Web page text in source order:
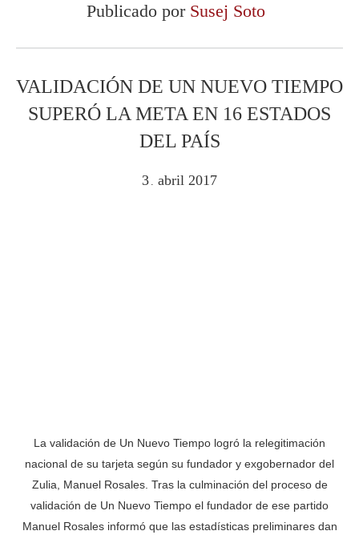
Publicado por Susej Soto
VALIDACIÓN DE UN NUEVO TIEMPO
SUPERÓ LA META EN 16 ESTADOS
DEL PAÍS
3 . abril 2017
La validación de Un Nuevo Tiempo logró la relegitimación
nacional de su tarjeta según su fundador y exgobernador del
Zulia, Manuel Rosales. Tras la culminación del proceso de
validación de Un Nuevo Tiempo el fundador de ese partido
Manuel Rosales informó que las estadísticas preliminares dan